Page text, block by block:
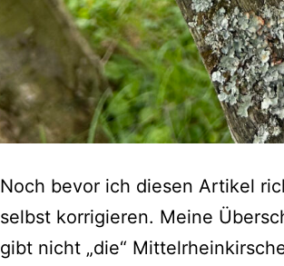
Noch bevor ich diesen Artikel
selbst korrigieren. Meine
gibt nicht „die“